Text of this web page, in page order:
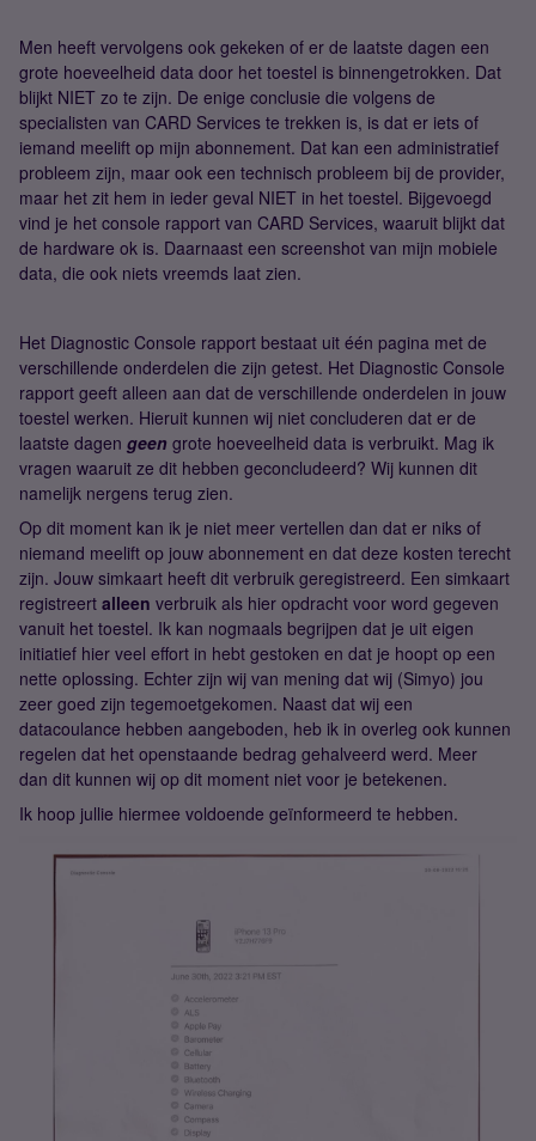
Men heeft vervolgens ook gekeken of er de laatste dagen een
grote hoeveelheid data door het toestel is binnengetrokken. Dat
blijkt NIET zo te zijn. De enige conclusie die volgens de
specialisten van CARD Services te trekken is, is dat er iets of
iemand meelift op mijn abonnement. Dat kan een administratief
probleem zijn, maar ook een technisch probleem bij de provider,
maar het zit hem in ieder geval NIET in het toestel. Bijgevoegd
vind je het console rapport van CARD Services, waaruit blijkt dat
de hardware ok is. Daarnaast een screenshot van mijn mobiele
data, die ook niets vreemds laat zien.
Het Diagnostic Console rapport bestaat uit één pagina met de
verschillende onderdelen die zijn getest. Het Diagnostic Console
rapport geeft alleen aan dat de verschillende onderdelen in jouw
toestel werken. Hieruit kunnen wij niet concluderen dat er de
laatste dagen geen grote hoeveelheid data is verbruikt. Mag ik
vragen waaruit ze dit hebben geconcludeerd? Wij kunnen dit
namelijk nergens terug zien.
Op dit moment kan ik je niet meer vertellen dan dat er niks of
niemand meelift op jouw abonnement en dat deze kosten terecht
zijn. Jouw simkaart heeft dit verbruik geregistreerd. Een simkaart
registreert alleen verbruik als hier opdracht voor word gegeven
vanuit het toestel. Ik kan nogmaals begrijpen dat je uit eigen
initiatief hier veel effort in hebt gestoken en dat je hoopt op een
nette oplossing. Echter zijn wij van mening dat wij (Simyo) jou
zeer goed zijn tegemoetgekomen. Naast dat wij een
datacoulance hebben aangeboden, heb ik in overleg ook kunnen
regelen dat het openstaande bedrag gehalveerd werd. Meer
dan dit kunnen wij op dit moment niet voor je betekenen.
Ik hoop jullie hiermee voldoende geïnformeerd te hebben.